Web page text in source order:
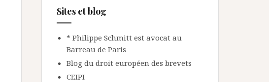
Sites et blog
* Philippe Schmitt est avocat au
Barreau de Paris
Blog du droit européen des brevets
CEIPI